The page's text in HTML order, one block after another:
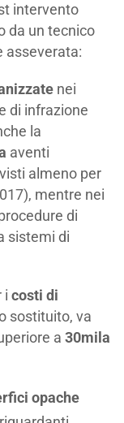
intervento
da un tecnico
asseverata:
nei
di infrazione
la
aventi
almeno per
mentre nei
di
sistemi di
icosti di
sostituito, va
a 30mila
opache